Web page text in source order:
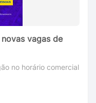
vagas de
no horário comercial